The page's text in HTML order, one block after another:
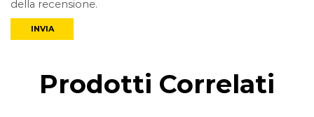
della recensione.
Prodotti Correlati